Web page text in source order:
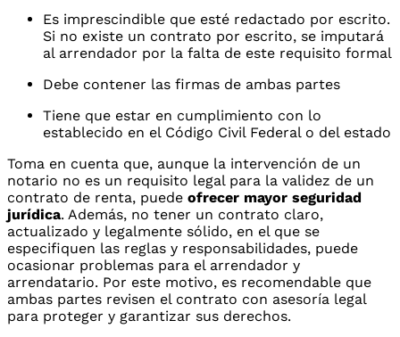
Es imprescindible que esté redactado por escrito.
Si no existe un contrato por escrito, se imputará
al arrendador por la falta de este requisito formal
Debe contener las firmas de ambas partes
Tiene que estar en cumplimiento con lo
establecido en el Código Civil Federal o del estado
Toma en cuenta que, aunque la intervención de un
notario no es un requisito legal para la validez de un
contrato de renta, puede ofrecer mayor seguridad
jurídica. Además, no tener un contrato claro,
actualizado y legalmente sólido, en el que se
especifiquen las reglas y responsabilidades, puede
ocasionar problemas para el arrendador y
arrendatario. Por este motivo, es recomendable que
ambas partes revisen el contrato con asesoría legal
para proteger y garantizar sus derechos.